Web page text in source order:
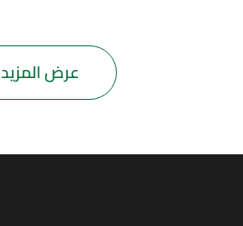
عرض المزيد